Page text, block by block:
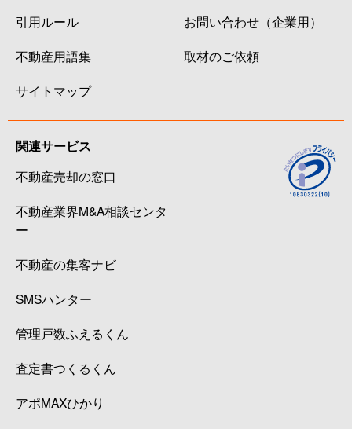
引用ルール
不動産用語集
サイトマップ
お問い合わせ（企業用）
取材のご依頼
関連サービス
不動産売却の窓口
不動産業界M&A相談センタ
ー
不動産の集客ナビ
SMSハンター
管理戸数ふえるくん
査定書つくるくん
アポMAXひかり